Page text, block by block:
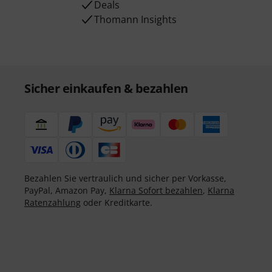
Deals
Thomann Insights
Sicher einkaufen & bezahlen
Bezahlen Sie vertraulich und sicher per Vorkasse,
PayPal, Amazon Pay, Klarna Sofort bezahlen, Klarna
Ratenzahlung oder Kreditkarte.